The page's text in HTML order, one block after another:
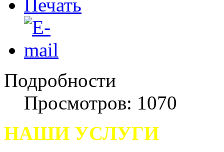
Подробности
Просмотров: 1070
НАШИ УСЛУГИ